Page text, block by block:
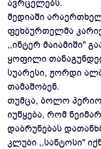
ავრცელებს.
მედიაში
ფეხბურთელმა
,,ინტერ მაიამიში''
ყოფილი
სუარესი, ჟორდი
თამაშობენ.
თუმცა, ბოლო
იუწყება, რომ
დაბრუნებას
კლუბი ,,სანტოსი''